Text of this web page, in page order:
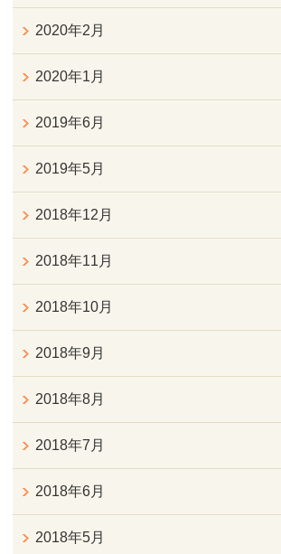
2020年2月
2020年1月
2019年6月
2019年5月
2018年12月
2018年11月
2018年10月
2018年9月
2018年8月
2018年7月
2018年6月
2018年5月